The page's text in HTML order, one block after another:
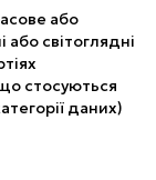
або
або світоглядні
стосуються
даних)